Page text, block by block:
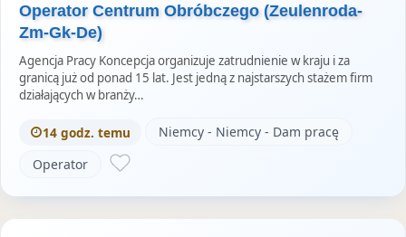
Operator Centrum Obróbczego (Zeulenroda-
Zm-Gk-De)
Agencja Pracy Koncepcja organizuje zatrudnienie w kraju i za
granicą już od ponad 15 lat. Jest jedną z najstarszych stażem firm
działających w branży…
14 godz. temu
Niemcy - Niemcy - Dam pracę
Operator